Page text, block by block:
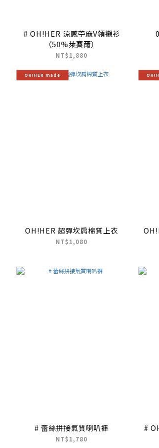
# OH!HER 涼感苧麻V領襯衫
（50%萊賽爾）
NT$1,880
OH!HER made
OH!HER 超彈坎肩棉質上衣
NT$1,080
# 蕾絲拼接氣質喇叭褲
NT$1,780
#